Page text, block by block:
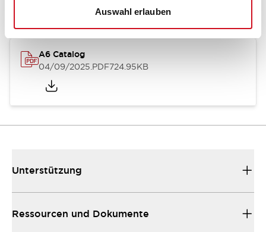
Auswahl erlauben
Kataloge & Broschüren
A6 Catalog
04/09/2025.PDF724.95KB
Unterstützung
Ressourcen und Dokumente